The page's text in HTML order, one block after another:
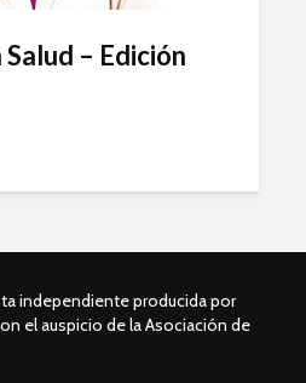
– Edición
independiente producida por
el auspicio de la Asociación de